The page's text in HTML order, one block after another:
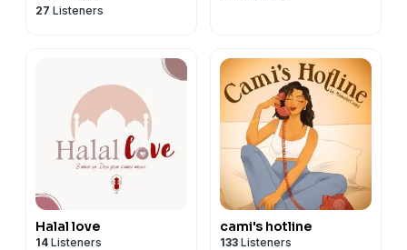
27 Listeners
Halal love
14 Listeners
cami's hotline
133 Listeners